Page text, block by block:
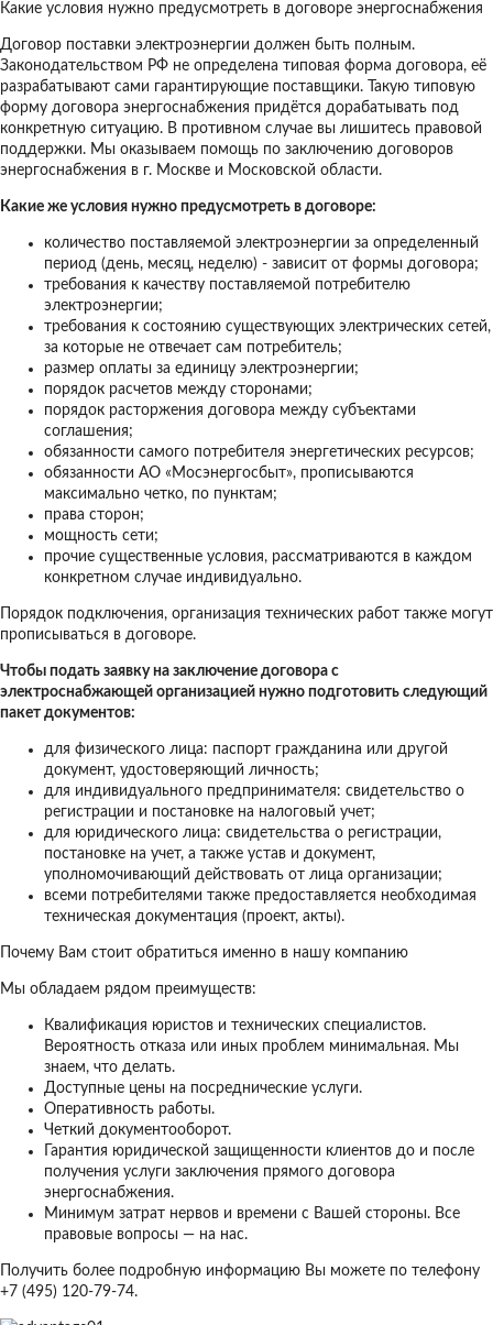
Какие условия нужно предусмотреть в договоре энергоснабжения
Договор поставки электроэнергии должен быть полным.
Законодательством РФ не определена типовая форма договора, её
разрабатывают сами гарантирующие поставщики. Такую типовую
форму договора энергоснабжения придётся дорабатывать под
конкретную ситуацию. В противном случае вы лишитесь правовой
поддержки. Мы оказываем помощь по заключению договоров
энергоснабжения в г. Москве и Московской области.
Какие же условия нужно предусмотреть в договоре:
количество поставляемой электроэнергии за определенный
период (день, месяц, неделю) - зависит от формы договора;
требования к качеству поставляемой потребителю
электроэнергии;
требования к состоянию существующих электрических сетей,
за которые не отвечает сам потребитель;
размер оплаты за единицу электроэнергии;
порядок расчетов между сторонами;
порядок расторжения договора между субъектами
соглашения;
обязанности самого потребителя энергетических ресурсов;
обязанности АО «Мосэнергосбыт», прописываются
максимально четко, по пунктам;
права сторон;
мощность сети;
прочие существенные условия, рассматриваются в каждом
конкретном случае индивидуально.
Порядок подключения, организация технических работ также могут
прописываться в договоре.
Чтобы подать заявку на заключение договора с
электроснабжающей организацией нужно подготовить следующий
пакет документов:
для физического лица: паспорт гражданина или другой
документ, удостоверяющий личность;
для индивидуального предпринимателя: свидетельство о
регистрации и постановке на налоговый учет;
для юридического лица: свидетельства о регистрации,
постановке на учет, а также устав и документ,
уполномочивающий действовать от лица организации;
всеми потребителями также предоставляется необходимая
техническая документация (проект, акты).
Почему Вам стоит обратиться именно в нашу компанию
Мы обладаем рядом преимуществ:
Квалификация юристов и технических специалистов.
Вероятность отказа или иных проблем минимальная. Мы
знаем, что делать.
Доступные цены на посреднические услуги.
Оперативность работы.
Четкий документооборот.
Гарантия юридической защищенности клиентов до и после
получения услуги заключения прямого договора
энергоснабжения.
Минимум затрат нервов и времени с Вашей стороны. Все
правовые вопросы — на нас.
Получить более подробную информацию Вы можете по телефону
+7 (495) 120-79-74.